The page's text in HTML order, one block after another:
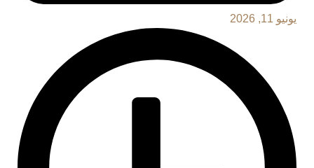
يونيو 11, 2026